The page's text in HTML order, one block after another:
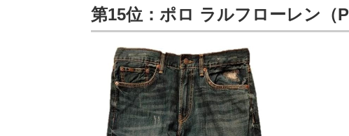
第15位：ポロ ラルフローレン（